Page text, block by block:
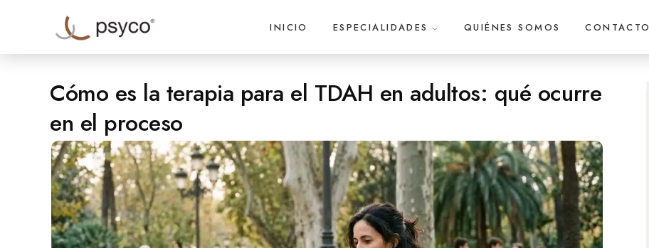
INICIO ESPECIALIDADES QUIÉNES SOMOS CONTACTO
Cómo es la terapia para el TDAH en adultos: qué ocurre
en el proceso